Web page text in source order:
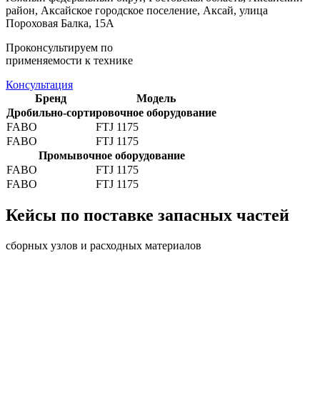
район, Аксайское городское поселение, Аксай, улица
Пороховая Балка, 15А
Проконсультируем по
применяемости к технике
Консультация
Бренд
Модель
Дробильно-сортировочное оборудование
FABO
FTJ 1175
FABO
FTJ 1175
Промывочное оборудование
FABO
FTJ 1175
FABO
FTJ 1175
Кейсы по поставке запасных частей
сборных узлов и расходных материалов